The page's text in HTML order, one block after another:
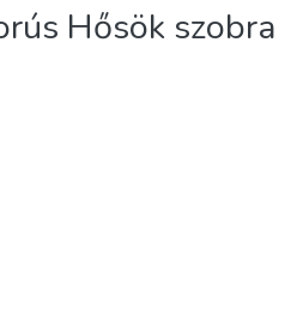
Hősök szobra